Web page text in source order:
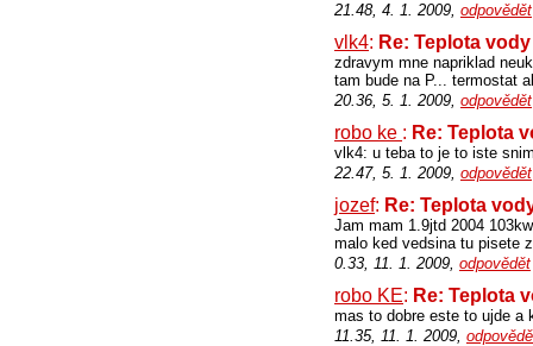
21.48, 4. 1. 2009, odpovědět
vlk4: Re: Teplota
zdravym mne napriklad
tam bude na P... termostat
20.36, 5. 1. 2009, odpovědět
robo ke : Re: Teplota
vlk4: u teba to je to iste
22.47, 5. 1. 2009, odpovědět
jozef: Re: Teplota
Jam mam 1.9jtd 2004
malo ked vedsina tu pisete
0.33, 11. 1. 2009, odpovědět
robo KE: Re: Teplota
mas to dobre este to ujde a
11.35, 11. 1. 2009,